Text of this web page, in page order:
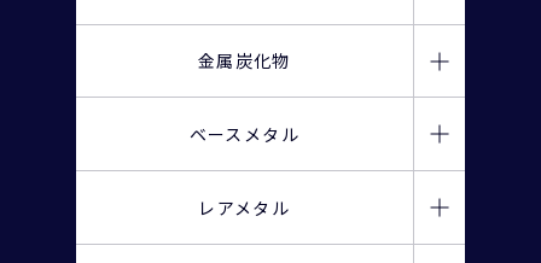
金属シリコン
金属冶金法ポリシリコン
シリコン/粉末
金属炭化物
炭化チタン(TiC)
炭化バナジウム(VC)
ベースメタル
13) アルミニウム (Al)
レアメタル